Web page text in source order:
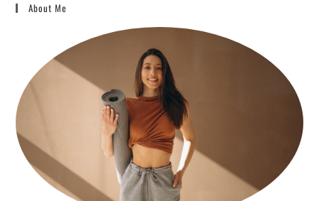
About Me